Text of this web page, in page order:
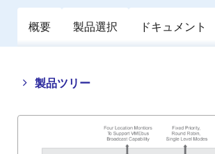
概要 製品選択 ドキュメント
製品ツリー
Close
tree
Open
tree